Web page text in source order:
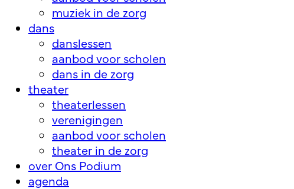
muziek in de zorg
dans
danslessen
aanbod voor scholen
dans in de zorg
theater
theaterlessen
verenigingen
aanbod voor scholen
theater in de zorg
over Ons Podium
agenda